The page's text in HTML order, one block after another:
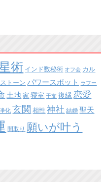
術 インド数秘術 オフ会 カル
トーン パワースポット ラフー
土地 家 寝室 干支 復縁 恋愛
化 玄関 相性 神社 結婚 聖天
間取り 願いが叶う